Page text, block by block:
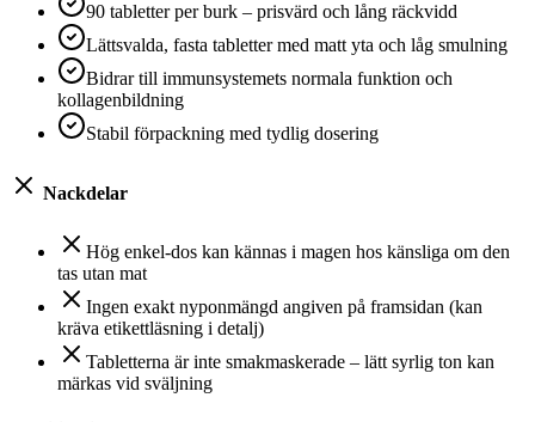
90 tabletter per burk – prisvärd och lång räckvidd
Lättsvalda, fasta tabletter med matt yta och låg smulning
Bidrar till immunsystemets normala funktion och
kollagenbildning
Stabil förpackning med tydlig dosering
Nackdelar
Hög enkel-dos kan kännas i magen hos känsliga om den
tas utan mat
Ingen exakt nyponmängd angiven på framsidan (kan
kräva etikettläsning i detalj)
Tabletterna är inte smakmaskerade – lätt syrlig ton kan
märkas vid sväljning